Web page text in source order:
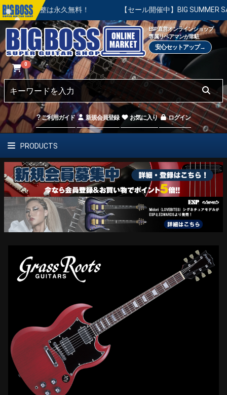
整は永久無料！ 【セール開催中】BIG SUMMER SALE | 対
ESP直営オンラインショップ
専属リペアマンが常駐
安心セットアップ→
0
ご利用ガイド 新規会員登録 お気に入り ログイン
PRODUCTS